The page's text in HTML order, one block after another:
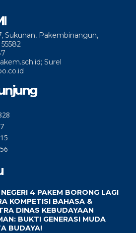
Sukunan, Pakembinangun,
Surel
4 PAKEM BORONG LAGI
KOMPETISI BAHASA &
DINAS KEBUDAYAAN
BUKTI GENERASI MUDA
BUDAYA!